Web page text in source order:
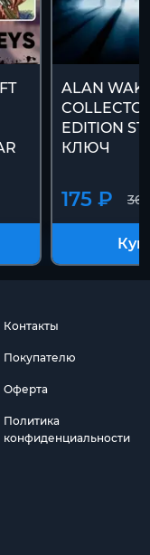
ALAN
EDITION
КЛЮЧ
175 ₽
Контакты
Покупателю
Оферта
Политика
конфиденциальности